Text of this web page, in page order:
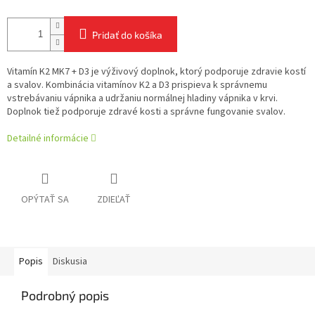
Pridať do košíka
Vitamín K2 MK7 + D3 je výživový doplnok, ktorý podporuje zdravie kostí
a svalov. Kombinácia vitamínov K2 a D3 prispieva k správnemu
vstrebávaniu vápnika a udržaniu normálnej hladiny vápnika v krvi.
Doplnok tiež podporuje zdravé kosti a správne fungovanie svalov.
Detailné informácie
OPÝTAŤ SA ZDIEĽAŤ
Popis Diskusia
Podrobný popis